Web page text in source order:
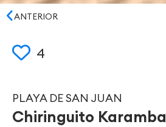
ANTERIOR
4
PLAYA DE SAN JUAN
Chiringuito Karamba